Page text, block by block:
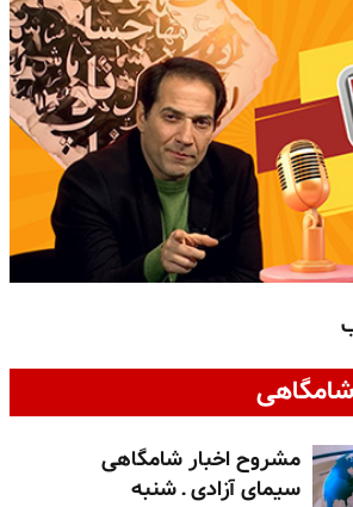
مشروح اخبار شامگاهی
سیمای آزادی ـ شنبه